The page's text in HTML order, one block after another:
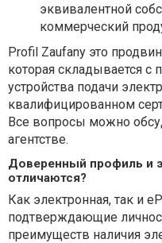
эквивалентной
коммерческий
Profil Zaufany это
которая складывается
устройства подачи
квалифицированном
Все вопросы можно
агентстве.
Доверенный профиль и
отличаются?
Как электронная, так и
подтверждающие
преимуществ наличия